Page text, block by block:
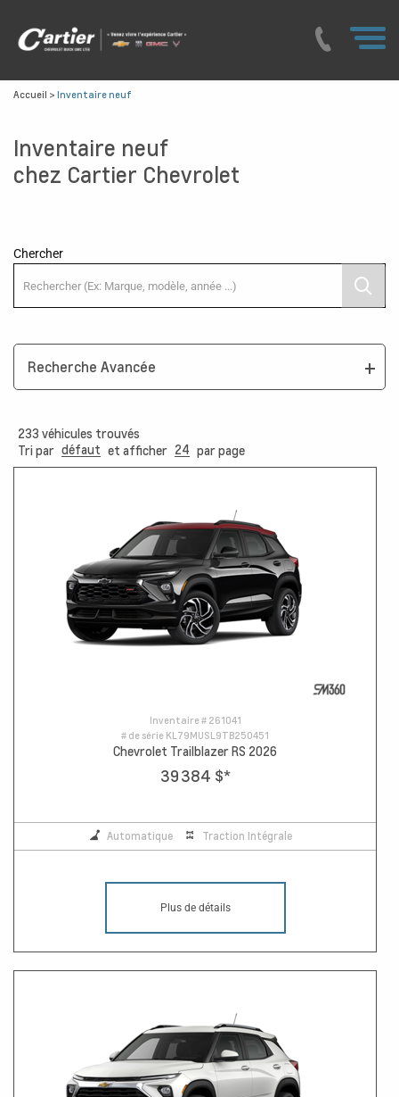
Accueil > Inventaire neuf
Inventaire neuf
chez Cartier Chevrolet
Chercher
Recherche Avancée
233 véhicules trouvés
Tri par défaut et afficher 24 par page
Inventaire # 261041
# de série KL79MUSL9TB250451
Chevrolet Trailblazer RS 2026
39 384 $*
Automatique Traction Intégrale
Plus de détails